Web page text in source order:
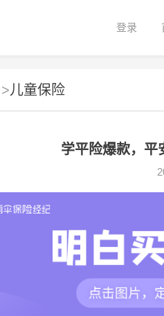
登录
>儿童保险
学平险爆款，平